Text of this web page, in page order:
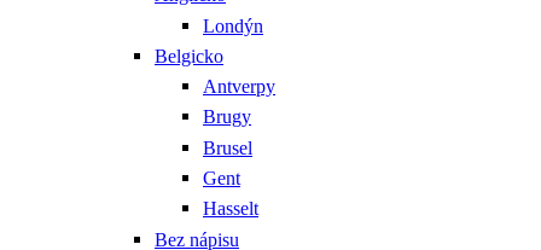
Londýn
Belgicko
Antverpy
Brugy
Brusel
Gent
Hasselt
Bez nápisu